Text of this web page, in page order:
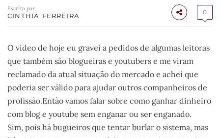
Escrito por
CINTHIA FERREIRA 0
O vídeo de hoje eu gravei a pedidos de algumas leitoras
que também são blogueiras e youtubers e me viram
reclamado da atual situação do mercado e achei que
poderia ser válido para ajudar outros companheiros de
profissão.Então vamos falar sobre como ganhar dinheiro
com blog e youtube sem enganar ou ser enganado.
Sim, pois há bugueiros que tentar burlar o sistema, mas